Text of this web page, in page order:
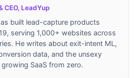
CEO, LeadYup
built lead-capture products
serving 1,000+ websites across
He writes about exit-intent ML,
data, and the unsexy
SaaS from zero.